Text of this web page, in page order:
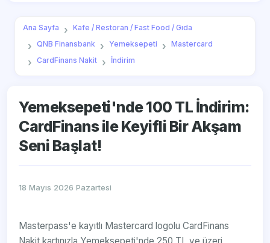
Ana Sayfa
Kafe / Restoran / Fast Food / Gıda
QNB Finansbank
Yemeksepeti
Mastercard
CardFinans Nakit
İndirim
Yemeksepeti'nde 100 TL İndirim:
CardFinans ile Keyifli Bir Akşam
Seni Başlat!
18 Mayıs 2026 Pazartesi
Masterpass'e kayıtlı Mastercard logolu CardFinans